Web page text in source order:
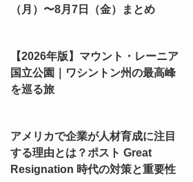
（月）〜8月7日（金）まとめ
【2026年版】マウント・レーニア
国立公園｜ワシントン州の最高峰
を巡る旅
アメリカで企業が人材育成に注目
する理由とは？ポスト Great
Resignation 時代の対策と重要性